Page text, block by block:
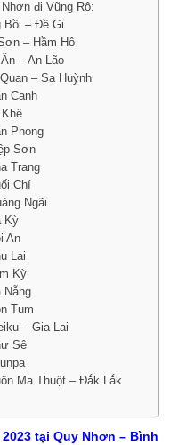
đi Vũng Rô:
Bồi – Đề Gi
– Hầm Hô
– An Lão
– Sa Huỳnh
Canh
Phong
Sơn
Trang
Chí
Ngãi
Kỳ
An
Lai
Kỳ
Nẵng
Tum
– Gia Lai
Sê
Ma Thuột – Đắk Lắk
tại Quy Nhơn – Bình